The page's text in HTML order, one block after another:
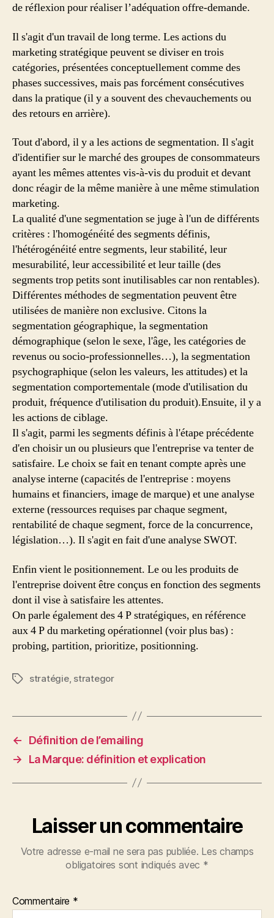
de réflexion pour réaliser l’adéquation offre-demande.
Il s'agit d'un travail de long terme. Les actions du
marketing stratégique peuvent se diviser en trois
catégories, présentées conceptuellement comme des
phases successives, mais pas forcément consécutives
dans la pratique (il y a souvent des chevauchements ou
des retours en arrière).
Tout d'abord, il y a les actions de segmentation. Il s'agit
d'identifier sur le marché des groupes de consommateurs
ayant les mêmes attentes vis-à-vis du produit et devant
donc réagir de la même manière à une même stimulation
marketing.
La qualité d'une segmentation se juge à l'un de différents
critères : l'homogénéité des segments définis,
l'hétérogénéité entre segments, leur stabilité, leur
mesurabilité, leur accessibilité et leur taille (des
segments trop petits sont inutilisables car non rentables).
Différentes méthodes de segmentation peuvent être
utilisées de manière non exclusive. Citons la
segmentation géographique, la segmentation
démographique (selon le sexe, l'âge, les catégories de
revenus ou socio-professionnelles…), la segmentation
psychographique (selon les valeurs, les attitudes) et la
segmentation comportementale (mode d'utilisation du
produit, fréquence d'utilisation du produit).Ensuite, il y a
les actions de ciblage.
Il s'agit, parmi les segments définis à l'étape précédente
d'en choisir un ou plusieurs que l'entreprise va tenter de
satisfaire. Le choix se fait en tenant compte après une
analyse interne (capacités de l'entreprise : moyens
humains et financiers, image de marque) et une analyse
externe (ressources requises par chaque segment,
rentabilité de chaque segment, force de la concurrence,
législation…). Il s'agit en fait d'une analyse SWOT.
Enfin vient le positionnement. Le ou les produits de
l'entreprise doivent être conçus en fonction des segments
dont il vise à satisfaire les attentes.
On parle également des 4 P stratégiques, en référence
aux 4 P du marketing opérationnel (voir plus bas) :
probing, partition, prioritize, positionning.
Étiquettes
stratégie, strategor
←
Définition de l’emailing
→
La Marque: définition et explication
Laisser un commentaire
Votre adresse e-mail ne sera pas publiée. Les champs
obligatoires sont indiqués avec *
Commentaire *